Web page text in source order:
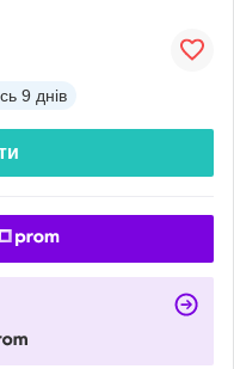
9 днів